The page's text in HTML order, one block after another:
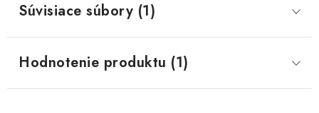
Súvisiace súbory (1)
Hodnotenie produktu (1)